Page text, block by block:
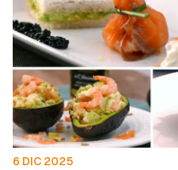
6 DIC 2025